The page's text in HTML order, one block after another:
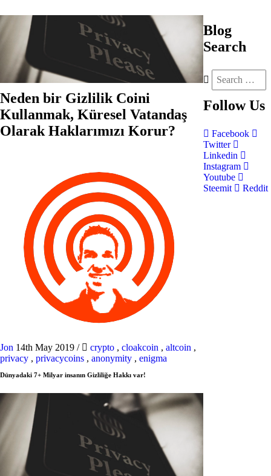
Neden bir Gizlilik Coini
Kullanmak, Küresel Vatandaş
Olarak Haklarımızı Korur?
Jon 14th May 2019 / crypto , cloakcoin , altcoin ,
privacy , privacycoins , anonymity , enigma
Dünyadaki 7+ Milyar insanın Gizliliğe Hakkı var!
Blog
Search
Follow Us
Facebook
Twitter
Linkedin
Instagram
Youtube
Steemit
Reddit